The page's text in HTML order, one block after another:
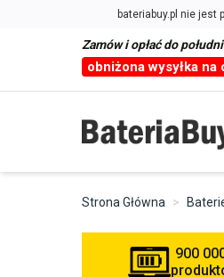
Zamów i opłać do
obniżona wysyłka
Strona Główna
900